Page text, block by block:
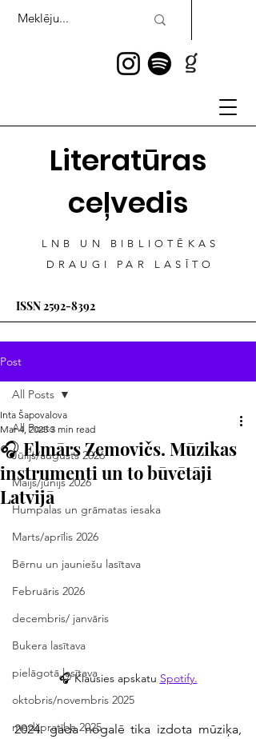
Literatūras
ceļvedis
LNB UN BIBLIOTĒKAS
DRAUGI PAR LASĪTO
ISSN2592-8392
Post
All Posts
Jūlijs/augusts 2026
Maijs/jūnijs 2026
Humpalas un grāmatas iesaka
Marts/aprīlis 2026
Bērnu un jauniešu lasītava
Februāris 2026
decembris/ janvāris
Bukera lasītava
pielāgotā lasītava
oktobris/novembris 2025
medijpratība 2025
All Posts
🎧 Elmārs Zemovičs. Mūzikas
instrumenti un to būvētāji
Latvijā
Inta Šapovalova
Mar 4, 2025 3 min read
🎧 Klausies apskatu Spotify.
2024. gada nogalē tika izdota mūziķa,